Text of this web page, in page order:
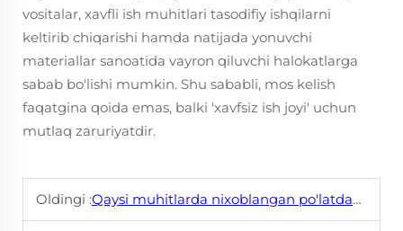
vositalar, xavfli ish muhitlari tasodifiy ishqilarni
keltirib chiqarishi hamda natijada yonuvchi
materiallar sanoatida vayron qiluvchi halokatlarga
sabab bo'lishi mumkin. Shu sababli, mos kelish
faqatgina qoida emas, balki 'xavfsiz ish joyi' uchun
mutlaq zaruriyatdir.
Oldingi :Qaysi muhitlarda nixoblangan po'latdan tayyorlangan asboblar afzal ko'riladi?